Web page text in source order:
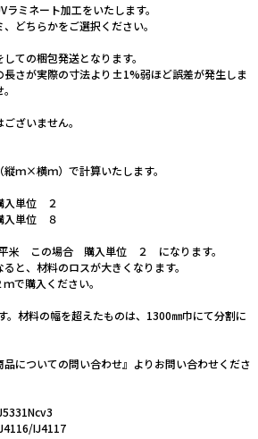
ラミネート加工をいたします。
ちらかをご選択ください。
ての梱包発送となります。
さが実際の寸法より±1%弱ほど誤差が発生しま
ざいません。
ｍ×横ｍ）で計算いたします。
入単位 ２
単位 ８
米 この場合 購入単位 ２ になります。
と、材料のロスが大きくなります。
で購入ください。
。材料の幅を超えたものは、1300㎜巾にて分割に
についての問い合わせ』よりお問い合わせくださ
IJ4117